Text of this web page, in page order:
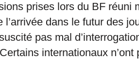
prises lors du BF réuni
l’arrivée dans le futur des
pas mal
internationaux n’ont